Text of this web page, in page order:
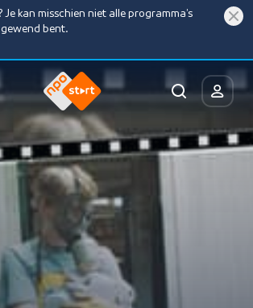
Je kan misschien niet alle programma’s
bent.